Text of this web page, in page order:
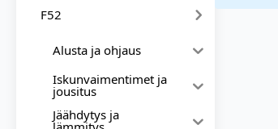
F52
Alusta ja ohjaus
Iskunvaimentimet ja
jousitus
Jäähdytys ja